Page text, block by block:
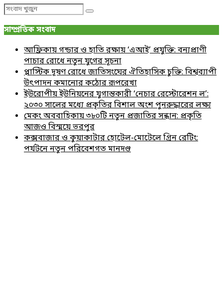
Search
Search
সাম্প্রতিক সংবাদ
আফ্রিকায় গন্ডার ও হাতি রক্ষায় ‘এআই’ প্রযুক্তি: বন্যপ্রাণী
পাচার রোধে নতুন যুগের সূচনা
প্লাস্টিক দূষণ রোধে জাতিসংঘের ঐতিহাসিক চুক্তি: বিশ্বব্যাপী
উৎপাদন কমানোর কঠোর রূপরেখা
ইউরোপীয় ইউনিয়নের যুগান্তকারী ‘নেচার রেস্টোরেশন ল’:
২০৩০ সালের মধ্যে প্রকৃতির বিশাল অংশ পুনরুদ্ধারের লক্ষ্য
মেকং অববাহিকায় ৩৮০টি নতুন প্রজাতির সন্ধান: প্রকৃতি
আজও বিস্ময়ে ভরপুর
কক্সবাজার ও কুয়াকাটার হোটেল-মোটেলে গ্রিন রেটিং:
পর্যটনে নতুন পরিবেশগত মানদণ্ড